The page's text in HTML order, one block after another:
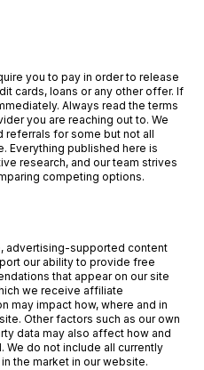
you to pay in order to release
cards, loans or any other offer. If
Always read the terms
you are reaching out to. We
referrals for some but not all
Everything published here is
research, and our team strives
competing options.
advertising-supported content
our ability to provide free
that appear on our site
we receive affiliate
may impact how, where and in
Other factors such as our own
data may also affect how and
do not include all currently
the market in our website.